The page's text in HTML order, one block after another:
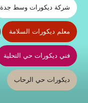
شركة ديكورات وسط جدة
معلم ديكورات السلامة
فني ديكورات حي التحلية
ديكورات حي الرحاب